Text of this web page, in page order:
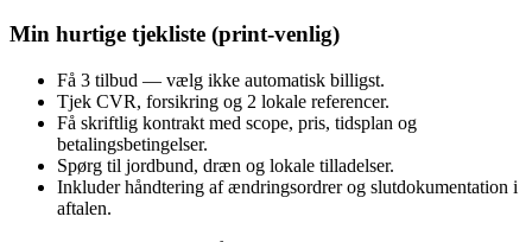
Min hurtige tjekliste (print-venlig)
Få 3 tilbud — vælg ikke automatisk billigst.
Tjek CVR, forsikring og 2 lokale referencer.
Få skriftlig kontrakt med scope, pris, tidsplan og
betalingsbetingelser.
Spørg til jordbund, dræn og lokale tilladelser.
Inkluder håndtering af ændringsordrer og slutdokumentation i
aftalen.